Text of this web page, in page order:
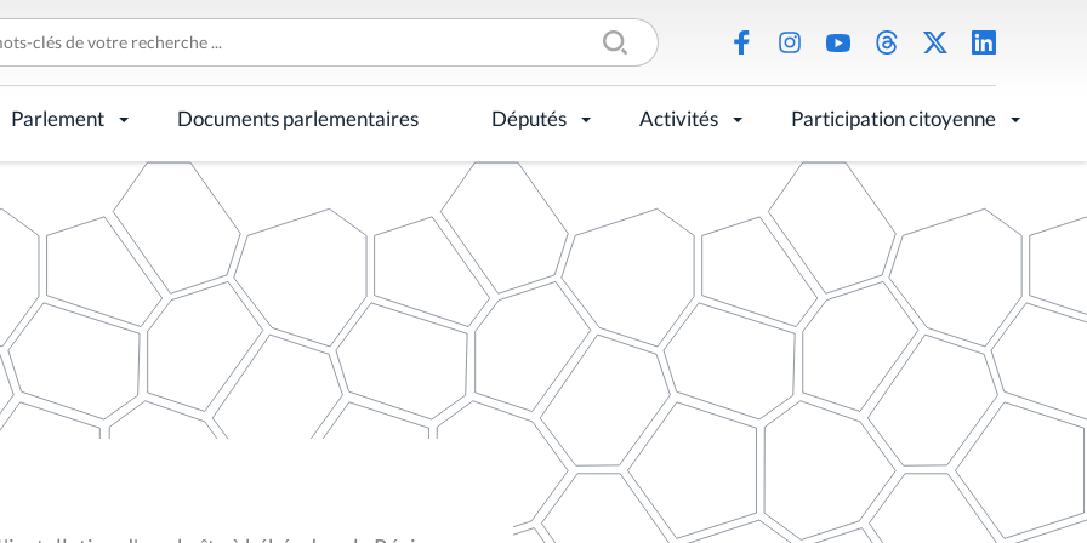
Parlement Documents parlementaires Députés Activités Participation citoyenne